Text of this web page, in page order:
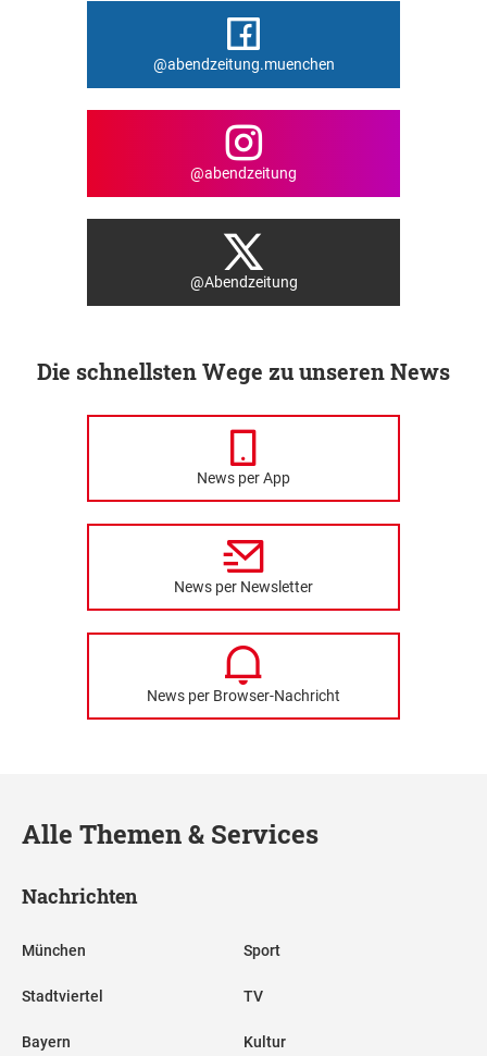
@abendzeitung.muenchen
@abendzeitung
@Abendzeitung
Die schnellsten Wege zu unseren News
News per App
News per Newsletter
News per Browser-Nachricht
Alle Themen & Services
Nachrichten
München
Stadtviertel
Bayern
Sport
TV
Kultur